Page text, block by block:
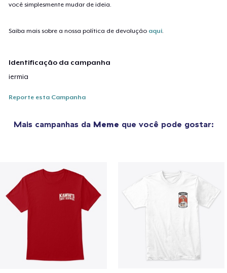
você simplesmente mudar de ideia.
Saiba mais sobre a nossa política de devolução aqui.
Identificação da campanha
iermia
Reporte esta Campanha
Mais campanhas da Meme que você pode gostar: